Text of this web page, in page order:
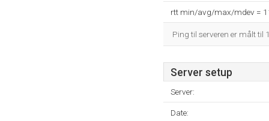
rtt min/avg/max/mdev =
Ping til serveren er målt til
Server setup
Server:
Date: